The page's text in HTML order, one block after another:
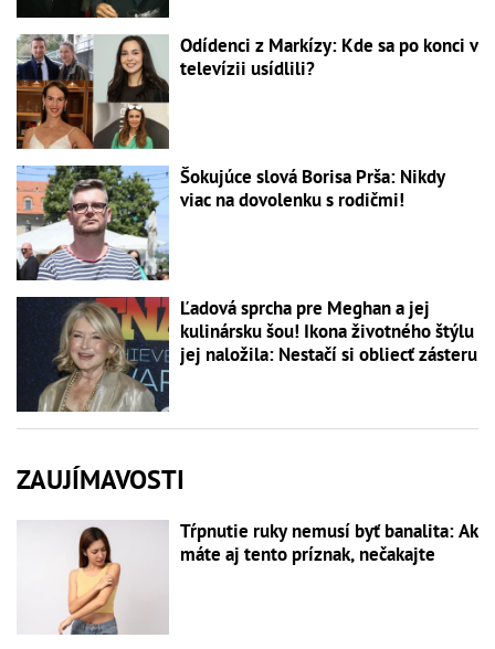
Odídenci z Markízy: Kde sa po konci v
televízii usídlili?
Šokujúce slová Borisa Prša: Nikdy
viac na dovolenku s rodičmi!
Ľadová sprcha pre Meghan a jej
kulinársku šou! Ikona životného štýlu
jej naložila: Nestačí si obliecť zásteru
ZAUJÍMAVOSTI
Tŕpnutie ruky nemusí byť banalita: Ak
máte aj tento príznak, nečakajte